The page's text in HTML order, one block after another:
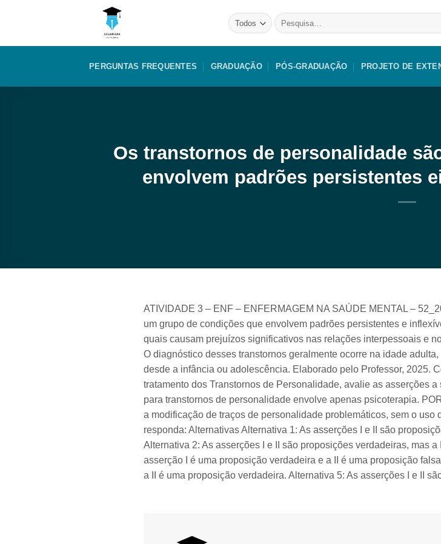
Pesquisar
por:
PERGUNTAS FREQUENTES GRADUAÇÃO PÓS-GRADUAÇÃO PROJETO DE
Os transtornos de personalidade
envolvem padrões persistentes
ATIVIDADE 3 – ENF – ENFERMAGEM NA SAÚDE MENTAL –
um grupo de condições que envolvem padrões persistentes e
quais causam prejuízos significativos nas relações interpessoais e
O diagnóstico desses transtornos geralmente ocorre na idade
desde a infância ou adolescência. Elaborado pelo Professor, 2025.
tratamento dos Transtornos de Personalidade, avalie as asserções
para transtornos de personalidade envolve apenas psicoterapia.
a modificação de traços de personalidade problemáticos, sem o uso
responda: Alternativas Alternativa 1: As asserções I e II são
Alternativa 2: As asserções I e II são proposições verdadeiras, mas
asserção I é uma proposição verdadeira e a II é uma proposição
a II é uma proposição verdadeira. Alternativa 5: As asserções I e II